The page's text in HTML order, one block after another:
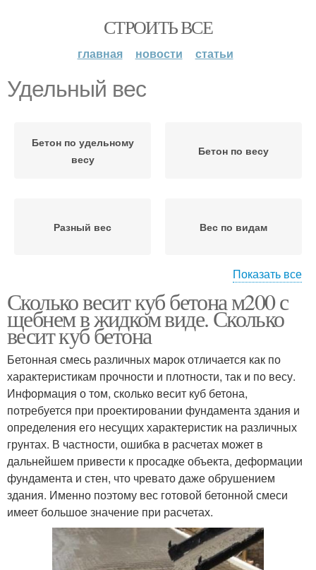
СТРОИТЬ ВСЕ
главная новости статьи
Удельный вес
Бетон по удельному
весу
Бетон по весу
Разный вес Вес по видам
Удельная плотность
Показать все
Сколько весит куб бетона м200 с
щебнем в жидком виде. Сколько
весит куб бетона
Бетонная смесь различных марок отличается как по
характеристикам прочности и плотности, так и по весу.
Информация о том, сколько весит куб бетона,
потребуется при проектировании фундамента здания и
определения его несущих характеристик на различных
грунтах. В частности, ошибка в расчетах может в
дальнейшем привести к просадке объекта, деформации
фундамента и стен, что чревато даже обрушением
здания. Именно поэтому вес готовой бетонной смеси
имеет большое значение при расчетах.